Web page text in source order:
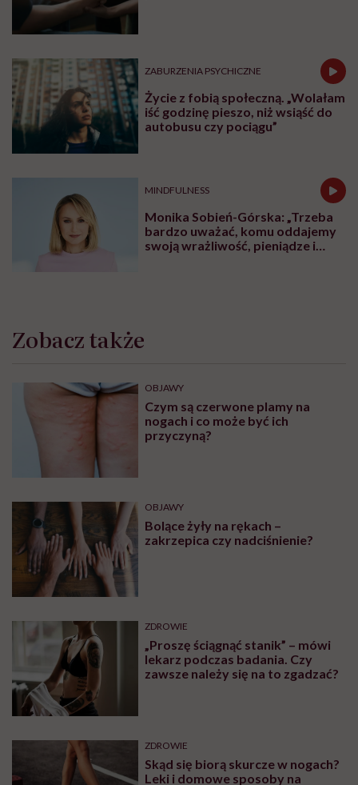
ZABURZENIA PSYCHICZNE
Życie z fobią społeczną. „Wolałam
iść godzinę pieszo, niż wsiąść do
autobusu czy pociągu”
MINDFULNESS
Monika Sobień-Górska: „Trzeba
bardzo uważać, komu oddajemy
swoją wrażliwość, pieniądze i
Zobacz także
OBJAWY
Czym są czerwone plamy na
nogach i co może być ich
przyczyną?
OBJAWY
Bolące żyły na rękach –
zakrzepica czy nadciśnienie?
ZDROWIE
„Proszę ściągnąć stanik” – mówi
lekarz podczas badania. Czy
zawsze należy się na to zgadzać?
ZDROWIE
Skąd się biorą skurcze w nogach?
Leki i domowe sposoby na